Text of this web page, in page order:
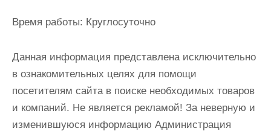
Время работы: Круглосуточно
Данная информация представлена исключительно
в ознакомительных целях для помощи
посетителям сайта в поиске необходимых товаров
и компаний. Не является рекламой! За неверную и
изменившуюся информацию Администрация